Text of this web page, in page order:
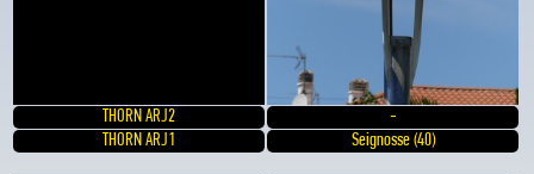
THORN ARJ2
-
THORN ARJ1
Seignosse (40)